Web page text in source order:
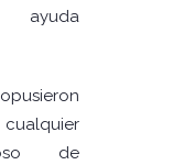
ayuda
de